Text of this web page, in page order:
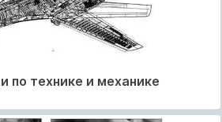
по технике и механике